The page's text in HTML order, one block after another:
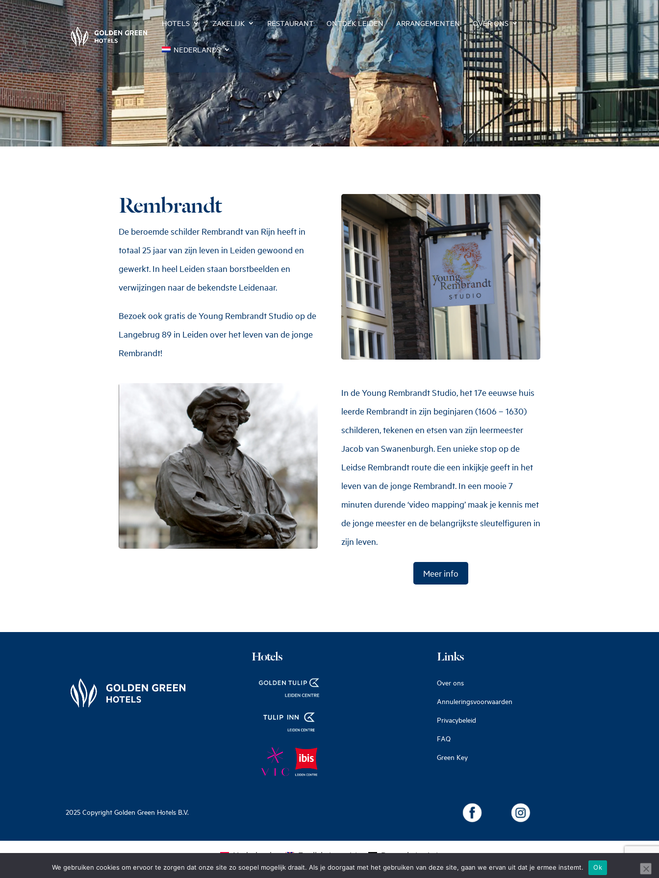
HOTELS ZAKELIJK RESTAURANT ONTDEK LEIDEN ARRANGEMENTEN OVER ONS
NEDERLANDS
Rembrandt
De beroemde schilder Rembrandt van Rijn heeft in
totaal 25 jaar van zijn leven in Leiden gewoond en
gewerkt. In heel Leiden staan borstbeelden en
verwijzingen naar de bekendste Leidenaar.
Bezoek ook gratis de Young Rembrandt Studio op de
Langebrug 89 in Leiden over het leven van de jonge
Rembrandt!
In de Young Rembrandt Studio, het 17e eeuwse huis
leerde Rembrandt in zijn beginjaren (1606 – 1630)
schilderen, tekenen en etsen van zijn leermeester
Jacob van Swanenburgh. Een unieke stop op de
Leidse Rembrandt route die een inkijkje geeft in het
leven van de jonge Rembrandt. In een mooie 7
minuten durende ‘video mapping’ maak je kennis met
de jonge meester en de belangrijkste sleutelfiguren in
zijn leven.
Meer info
Hotels Links
Over ons
Annuleringsvoorwaarden
Privacybeleid
FAQ
Green Key
2025 Copyright Golden Green Hotels B.V.
Nederlands English(Engels) Deutsch(Duits)
We gebruiken cookies om ervoor te zorgen dat onze site zo soepel mogelijk draait. Als je doorgaat met het gebruiken van deze site, gaan we ervan uit dat je ermee instemt. Ok